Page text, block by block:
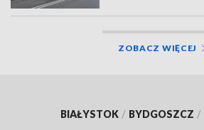
ZOBACZ WIĘCEJ
BIAŁYSTOK / BYDGOSZCZ /